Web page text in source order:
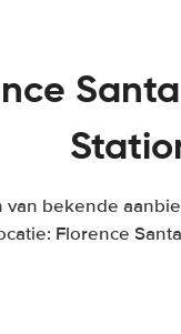
bekende
Florence